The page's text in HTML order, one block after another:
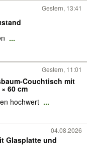
Gestern, 13:41
...
Gestern, 11:01
Couchtisch mit
60 cm
hochwert ...
04.08.2026
Glasplatte und